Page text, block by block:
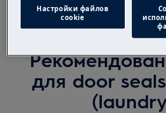
для door
Настройки файлов
cookie